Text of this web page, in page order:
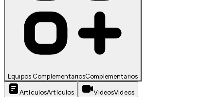
Equipos ComplementariosComplementarios
ArtículosArtículos VideosVideos